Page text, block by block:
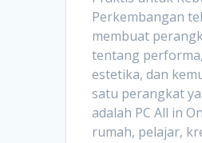
Perkembangan
membuat
tentang
estetika, dan
satu perangkat
adalah PC All in
rumah, pelajar,